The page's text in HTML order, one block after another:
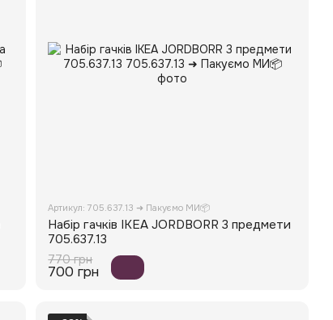
Артикул: 705.637.13 ➜ Пакуємо МИ📦
Набір гачків IKEA JORDBORR 3 предмети
705.637.13
770 грн
700 грн